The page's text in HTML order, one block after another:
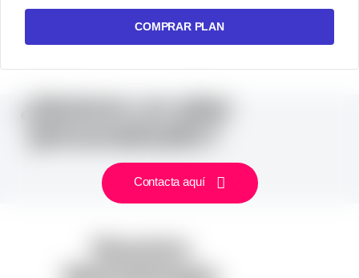
COMPRAR PLAN
¿Quieres un plan
Contacta aquí
Nuestra